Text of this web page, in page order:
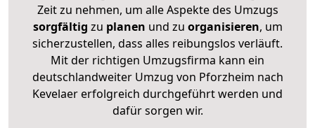
Zeit zu nehmen, um alle Aspekte des Umzugs
sorgfältig zu planen und zu organisieren, um
sicherzustellen, dass alles reibungslos verläuft.
Mit der richtigen Umzugsfirma kann ein
deutschlandweiter Umzug von Pforzheim nach
Kevelaer erfolgreich durchgeführt werden und
dafür sorgen wir.